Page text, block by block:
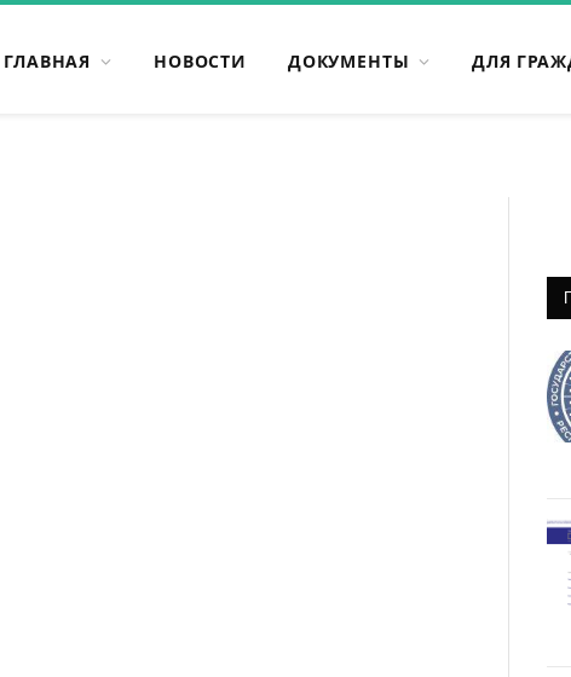
ГЛАВНАЯ НОВОСТИ ДОКУМЕНТЫ ДЛЯ